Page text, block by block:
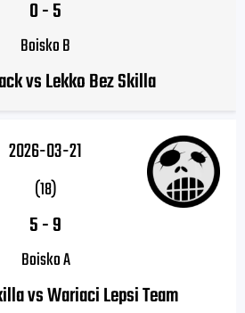
0-5
Boisko B
vs Lekko Bez Skilla
2026-03-21
(18)
5-9
Boisko A
vs Wariaci Lepsi Team